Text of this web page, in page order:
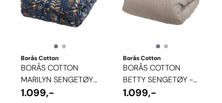
Borås Cotton
BORÅS COTTON
MARILYN SENGETØY -
BLÅ
1.099,-
Borås Cotton
BORÅS COTTON
BETTY SENGETØY -
BEIGE
1.099,-